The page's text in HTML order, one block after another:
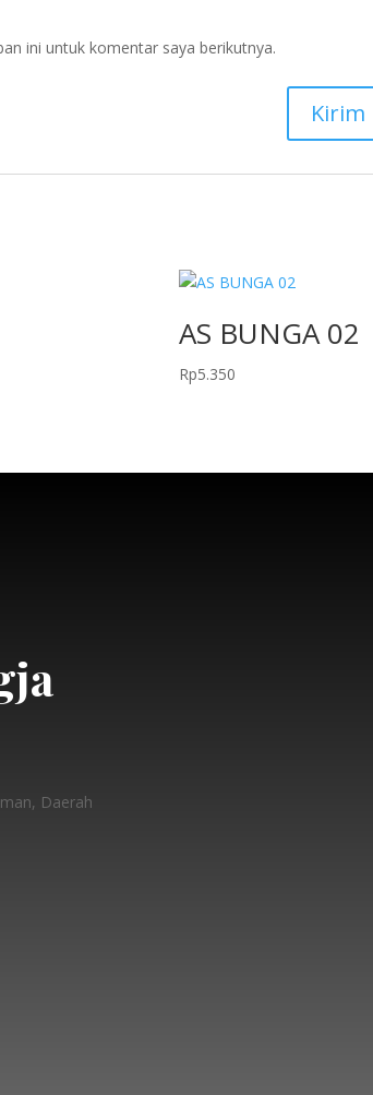
ini untuk komentar saya berikutnya.
AS BUNGA 02
Rp5.350
Daerah